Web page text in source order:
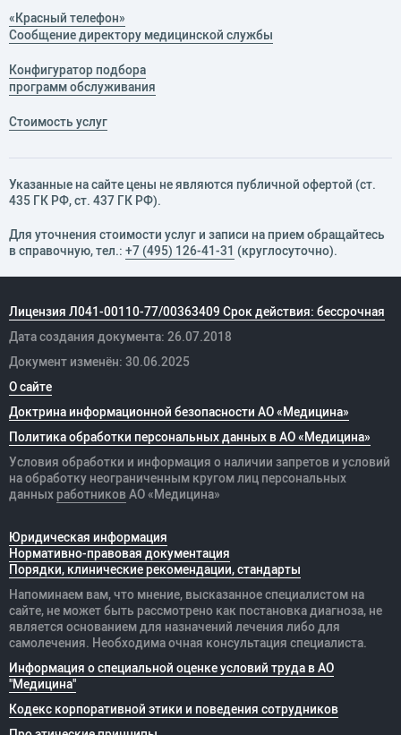
«Красный телефон»
Сообщение директору медицинской службы
Конфигуратор подбора
программ обслуживания
Стоимость услуг
Указанные на сайте цены не являются публичной офертой (ст.
435 ГК РФ, cт. 437 ГК РФ).
Для уточнения стоимости услуг и записи на прием обращайтесь
в справочную, тел.: +7 (495) 126-41-31 (круглосуточно).
Лицензия Л041-00110-77/00363409 Срок действия: бессрочная
Дата создания документа: 26.07.2018
Документ изменён: 30.06.2025
О сайте
Доктрина информационной безопасности АО «Медицина»
Политика обработки персональных данных в АО «Медицина»
Условия обработки и информация о наличии запретов и условий
на обработку неограниченным кругом лиц персональных
данных работников АО «Медицина»
Юридическая информация
Нормативно-правовая документация
Порядки, клинические рекомендации, стандарты
Напоминаем вам, что мнение, высказанное специалистом на
сайте, не может быть рассмотрено как постановка диагноза, не
является основанием для назначений лечения либо для
самолечения. Необходима очная консультация специалиста.
Информация о специальной оценке условий труда в АО
"Медицина"
Кодекс корпоративной этики и поведения сотрудников